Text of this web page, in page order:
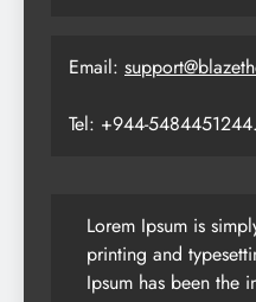
Email:
Tel: +944-5484451244.
Lorem Ipsum is
printing and
Ipsum has been the